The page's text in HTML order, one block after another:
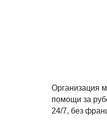
Организация
помощи за
24/7, без